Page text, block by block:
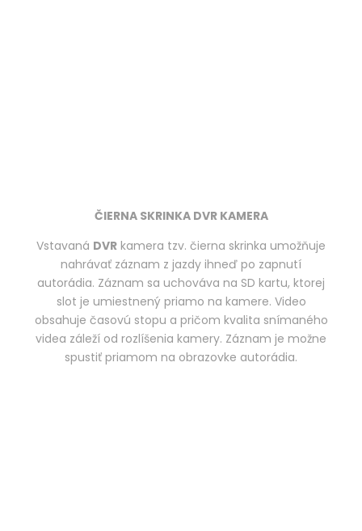
ČIERNA SKRINKA DVR KAMERA
Vstavaná DVR kamera tzv. čierna skrinka umožňuje
nahrávať záznam z jazdy ihneď po zapnutí
autorádia. Záznam sa uchováva na SD kartu, ktorej
slot je umiestnený priamo na kamere. Video
obsahuje časovú stopu a pričom kvalita snímaného
videa záleží od rozlíšenia kamery. Záznam je možne
spustiť priamom na obrazovke autorádia.